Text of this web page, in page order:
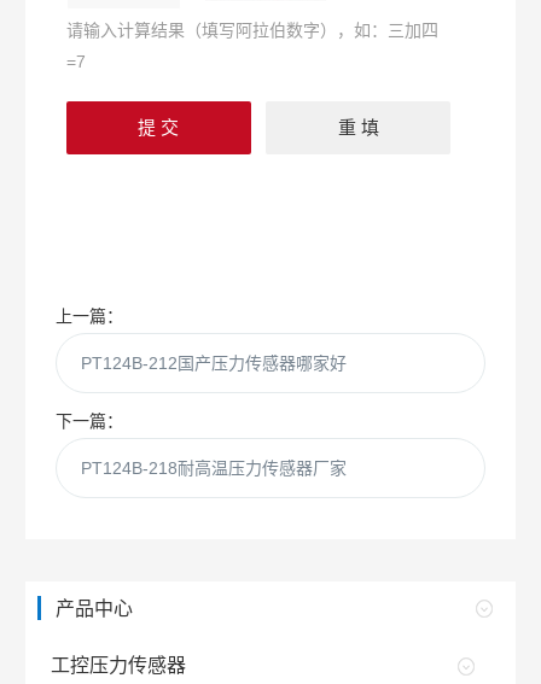
请输入计算结果（填写阿拉伯数字），如：三加四
=7
上一篇：
PT124B-212国产压力传感器哪家好
下一篇：
PT124B-218耐高温压力传感器厂家
产品中心
工控压力传感器